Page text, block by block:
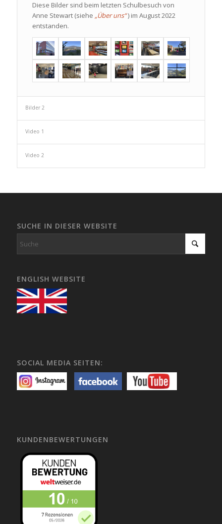
Diese Bilder sind beim letzten Schulbesuch von
Anne Stewart (siehe „Über uns“) im August 2022
entstanden.
Bilder 2
Video 1
Video 2
SUCHE IN DIESER WEBSITE
ENGLISH WEBSITE
SOCIAL MEDIA SEITEN:
KUNDENBEWERTUNGEN